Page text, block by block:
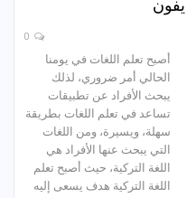
أصبح تعلم اللغات في يومنا
الحالي أمر ضروري، لذلك
يبحث الأفراد عن تطبيقات
تساعد في تعلم اللغات بطريقة
سهلة، ويسيرة، ومن اللغات
التي يبحث عنها الأفراد هي
اللغة التركية، حيث أصبح تعلم
اللغة التركية هدف يسعى إليه